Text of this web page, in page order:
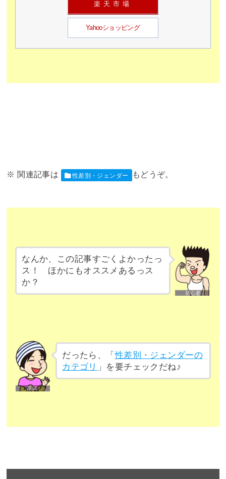
楽天市場
Yahooショッピング
性差別・ジェンダー
なんか、この記事すごくよかったっ
ス！ ほかにもオススメあるっス
か？
だったら、「性差別・ジェンダーの
カテゴリ 」を要チェックだね♪